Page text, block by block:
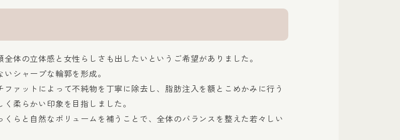
体の立体感と女性らしさも出したいというご希望がありました。
シャープな輪郭を形成。
ァットによって不純物を丁寧に除去し、脂肪注入を額とこめかみに行う
柔らかい印象を目指しました。
らと自然なボリュームを補うことで、全体のバランスを整えた若々しい